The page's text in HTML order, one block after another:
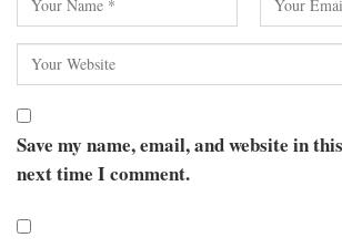
Save my name, email, and website in
next time I comment.